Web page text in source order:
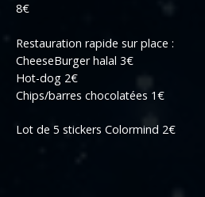
8€
Restauration rapide sur place :
CheeseBurger halal 3€
Hot-dog 2€
Chips/barres chocolatées 1€
Lot de 5 stickers Colormind 2€